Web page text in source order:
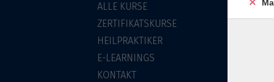
ALLE KURSE
ZERTIFIKATSKURSE
HEILPRAKTIKER
E-LEARNINGS
KONTAKT